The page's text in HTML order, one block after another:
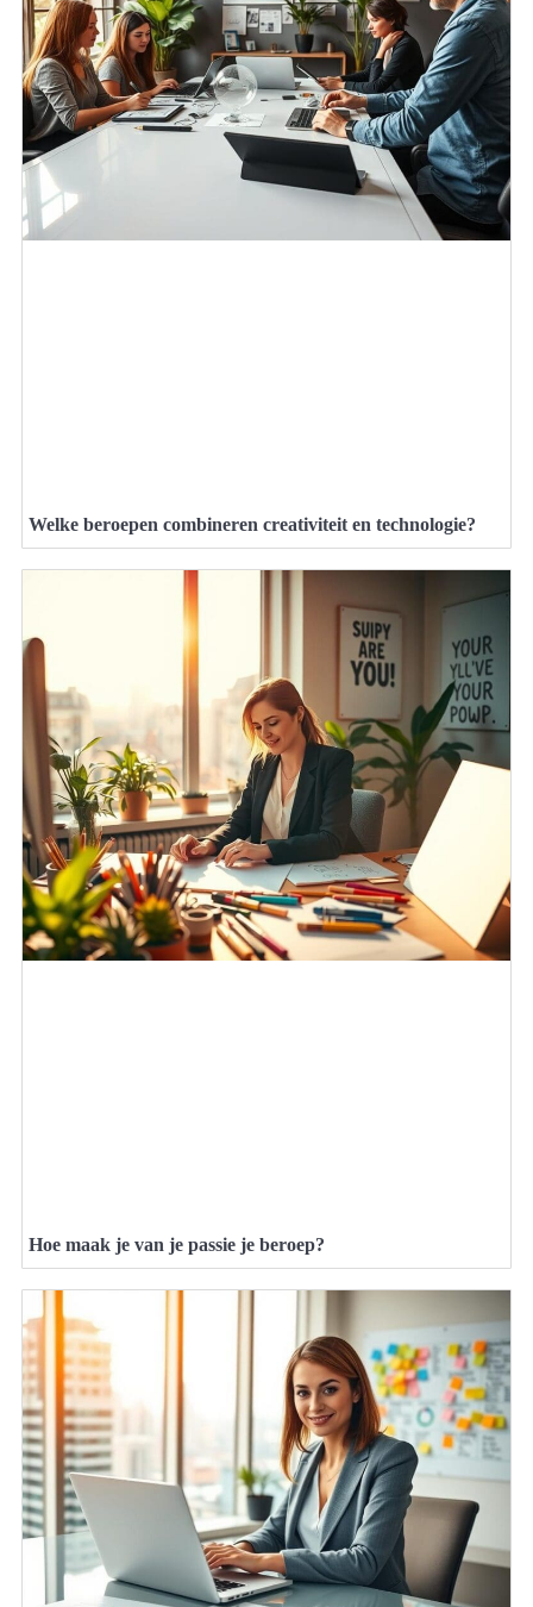
Welke beroepen combineren creativiteit en technologie?
Hoe maak je van je passie je beroep?